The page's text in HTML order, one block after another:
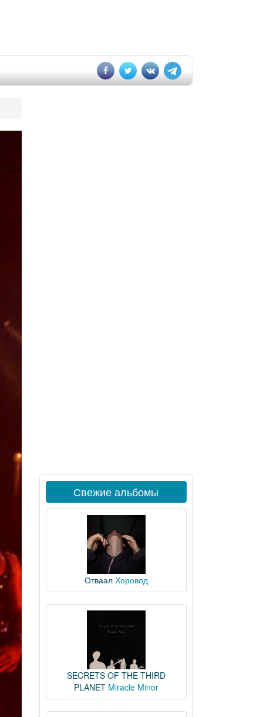
Свежие альбомы
Отваал Хоровод
SECRETS OF THE THIRD
PLANET Miracle Minor